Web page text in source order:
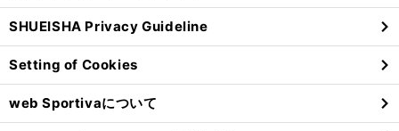
ウ
ィ
ン
ド
ウ
で
開
SHUEISHA Privacy Guideline
Setting of Cookies
web Sportivaについて